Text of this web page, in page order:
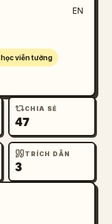
EN
viễn tưởng
CHIA SẺ
47
TRÍCH DẪN
3